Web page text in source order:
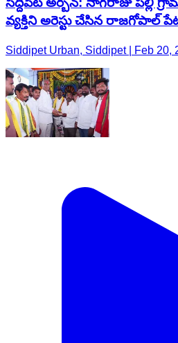
వ్యక్తిని అరెస్టు చేసిన రాజగోపాల్
Siddipet Urban, Siddipet | Feb 20,